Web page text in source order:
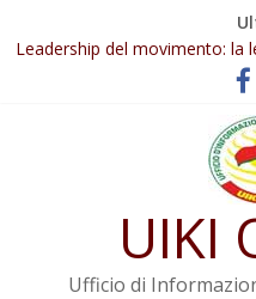
Leadership del movimento: la
Commissione donne del
Non tenere conto della
Il KNK chiede un’azione
Abdullah Öcalan: Le legge
UIKI
Ufficio di